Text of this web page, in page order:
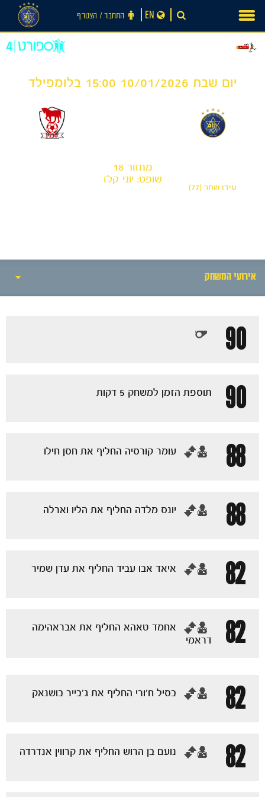
הקבוצות
content
התחבר ‪/‬ הצטרף EN
יום שבת 10/01/2026 15:00 בלומפילד
עידו שחר (77)
מחזור 18
שופט: יוני קלז
אירועי המשחק
סיקור המשחק
גלריה
90
90
תוספת הזמן למשחק 5 דקות
88 ‏עומר קורסיה החליף את חסן חילו
88 ‏יונס מלדה החליף את הליו וארלה
82 ‏איאד אבו עביד החליף את עדן שמיר
82
‏אחמד טאהא החליף את אבראהימה
דראמי
82 ‏בסיל ח׳ורי החליף את ג׳בייר בושנאק
82 ‏נועם בן הרוש החליף את קרווין אנדרדה